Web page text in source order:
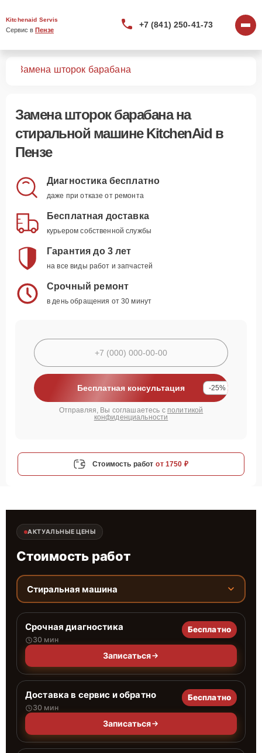
Kitchenaid Servis
Сервис в Пензе
+7 (841) 250-41-73
Замена шторок барабана
Замена шторок барабанана
стиральной машине KitchenAid в
Пензе
Диагностика бесплатно
даже при отказе от ремонта
Бесплатная доставка
курьером собственной службы
Гарантия до 3 лет
на все виды работ и запчастей
Срочный ремонт
в день обращения от 30 минут
Бесплатная консультация -25%
Отправляя, Вы соглашаетесь с политикой
конфиденциальности
Стоимость работ от 1750 ₽
АКТУАЛЬНЫЕ ЦЕНЫ
Стоимость работ
Стиральная машина
Срочная диагностика
30 мин
Бесплатно
Записаться
Доставка в сервис и обратно
30 мин
Бесплатно
Записаться